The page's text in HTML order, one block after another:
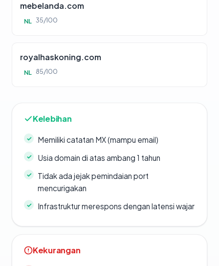
mebelanda.com
NL 35/100
royalhaskoning.com
NL 85/100
Kelebihan
Memiliki catatan MX (mampu email)
Usia domain di atas ambang 1 tahun
Tidak ada jejak pemindaian port
mencurigakan
Infrastruktur merespons dengan latensi wajar
Kekurangan